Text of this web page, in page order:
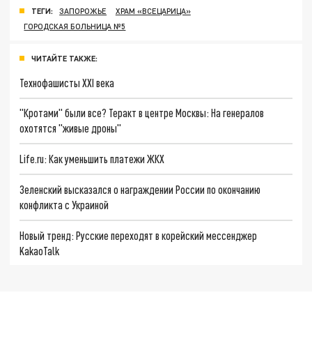
ТЕГИ: ЗАПОРОЖЬЕ
ХРАМ «ВСЕЦАРИЦА»
ГОРОДСКАЯ БОЛЬНИЦА №5
ЧИТАЙТЕ ТАКЖЕ:
Технофашисты XXI века
"Кротами" были все? Теракт в центре Москвы: На генералов
охотятся "живые дроны"
Life.ru: Как уменьшить платежи ЖКХ
Зеленский высказался о награждении России по окончанию
конфликта с Украиной
Новый тренд: Русские переходят в корейский мессенджер
KakaoTalk